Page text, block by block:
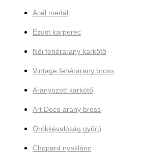
Acél medál
Ezüst karperec
Női fehérarany karkötő
Vintage fehérarany bross
Aranyozott karkötő
Art Deco arany bross
Örökkévalóság gyűrű
Chopard nyaklánc